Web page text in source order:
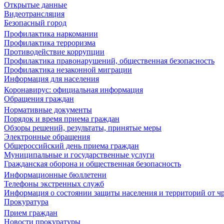
Открытые данные
Видеотрансляция
Безопасный город
Профилактика наркомании
Профилактика терроризма
Противодействие коррупции
Профилактика правонарушений, общественная безопасность
Профилактика незаконной миграции
Информация для населения
Коронавирус: официальная информация
Обращения граждан
Нормативные документы
Порядок и время приема граждан
Обзоры решений, результаты, принятые меры
Электронные обращения
Общероссийский день приема граждан
Муниципальные и государственные услуги
Гражданская оборона и общественная безопасность
Информационные бюллетени
Телефоны экстренных служб
Информация о состоянии защиты населения и территорий от
Прокуратура
Прием граждан
Новости прокуратуры